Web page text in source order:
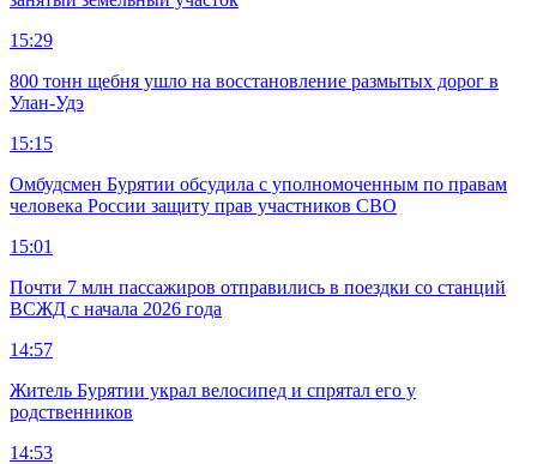
15:29
800 тонн щебня ушло на восстановление размытых дорог в
Улан-Удэ
15:15
Омбудсмен Бурятии обсудила с уполномоченным по правам
человека России защиту прав участников СВО
15:01
Почти 7 млн пассажиров отправились в поездки со станций
ВСЖД с начала 2026 года
14:57
Житель Бурятии украл велосипед и спрятал его у
родственников
14:53